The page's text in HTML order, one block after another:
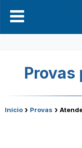
Provas
Início › Provas ›